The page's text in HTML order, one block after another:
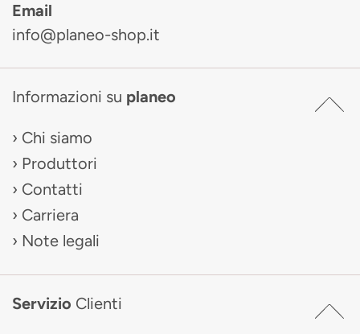
Email
info@planeo-shop.it
Informazioni su planeo
Chi siamo
Produttori
Contatti
Carriera
Note legali
Servizio Clienti